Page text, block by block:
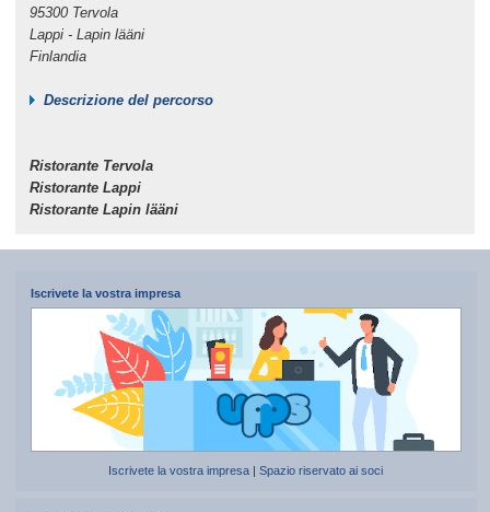
95300 Tervola
Lappi - Lapin lääni
Finlandia
Descrizione del percorso
Ristorante Tervola
Ristorante Lappi
Ristorante Lapin lääni
Iscrivete la vostra impresa
Iscrivete la vostra impresa |Spazio riservato ai soci